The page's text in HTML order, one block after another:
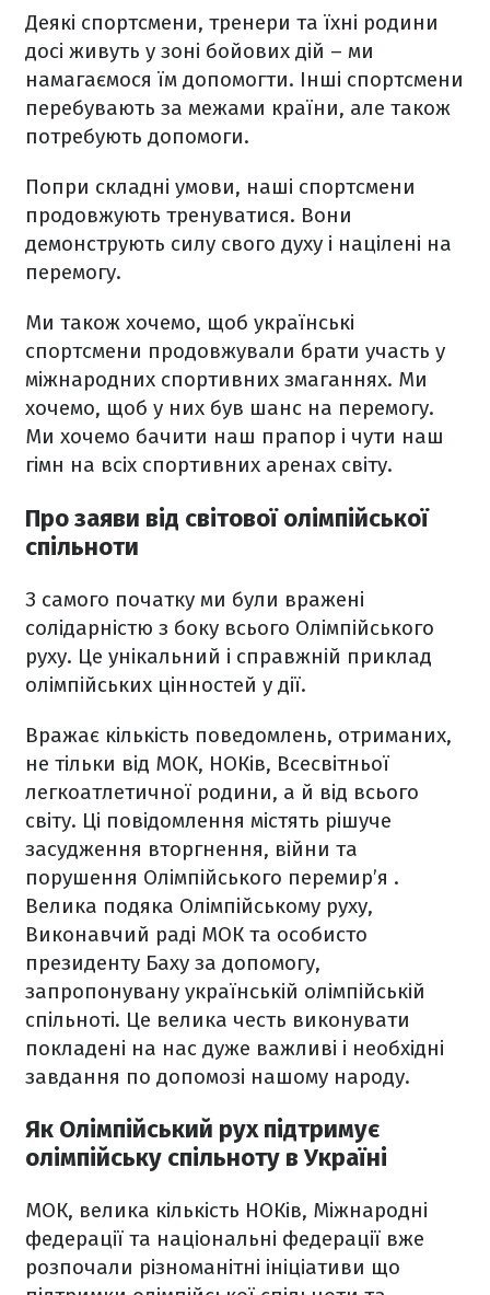
Деякі спортсмени, тренери та їхні родини
досі живуть у зоні бойових дій – ми
намагаємося їм допомогти. Інші спортсмени
перебувають за межами країни, але також
потребують допомоги.
Попри складні умови, наші спортсмени
продовжують тренуватися. Вони
демонструють силу свого духу і націлені на
перемогу.
Ми також хочемо, щоб українські
спортсмени продовжували брати участь у
міжнародних спортивних змаганнях. Ми
хочемо, щоб у них був шанс на перемогу.
Ми хочемо бачити наш прапор і чути наш
гімн на всіх спортивних аренах світу.
Про заяви від світової олімпійської
спільноти
З самого початку ми були вражені
солідарністю з боку всього Олімпійського
руху. Це унікальний і справжній приклад
олімпійських цінностей у дії.
Вражає кількість поведомлень, отриманих,
не тільки від МОК, НОКів, Всесвітньої
легкоатлетичної родини, а й від всього
світу. Ці повідомлення містять рішуче
засудження вторгнення, війни та
порушення Олімпійського перемир’я .
Велика подяка Олімпійському руху,
Виконавчий раді МОК та особисто
президенту Баху за допомогу,
запропонувану українській олімпійській
спільноті. Це велика честь виконувати
покладені на нас дуже важливі і необхідні
завдання по допомозі нашому народу.
Як Олімпійський рух підтримує
олімпійську спільноту в Україні
МОК, велика кількість НОКів, Міжнародні
федерації та національні федерації вже
розпочали різноманітні ініціативи що